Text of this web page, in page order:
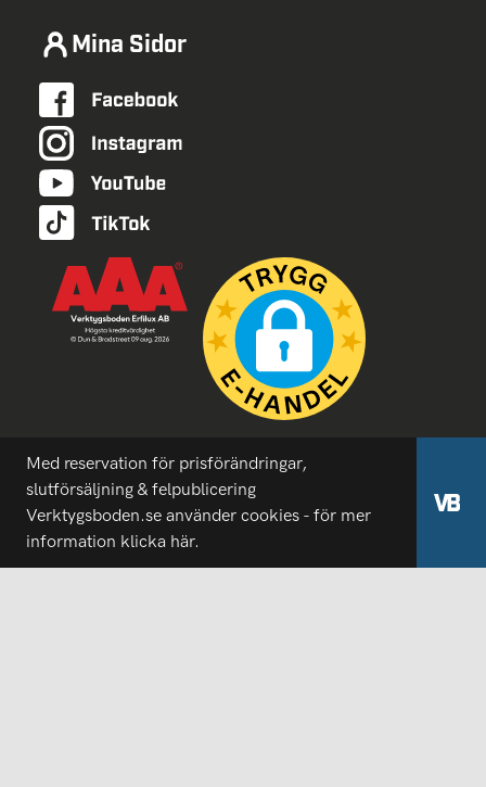
Mina Sidor
Med reservation för prisförändringar,
slutförsäljning & felpublicering
Verktygsboden.se använder cookies - för mer
information klicka här.